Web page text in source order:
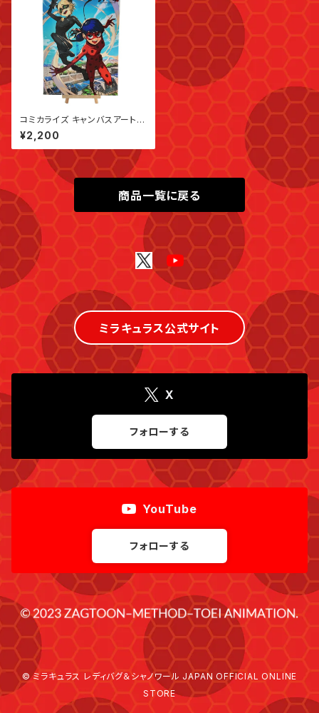
コミカライズ キャンバスアート
A
¥2,200
商品一覧に戻る
ミラキュラス公式サイト
X
フォローする
YouTube
フォローする
© ミラキュラス レディバグ＆シャノワール JAPAN OFFICIAL ONLINE
STORE